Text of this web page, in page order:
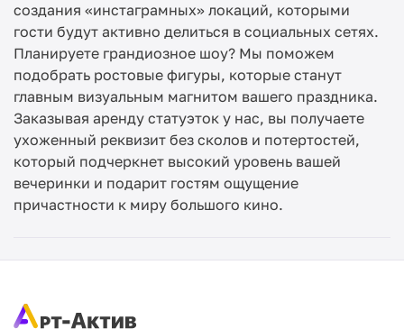
создания «инстаграмных» локаций, которыми
гости будут активно делиться в социальных сетях.
Планируете грандиозное шоу? Мы поможем
подобрать ростовые фигуры, которые станут
главным визуальным магнитом вашего праздника.
Заказывая аренду статуэток у нас, вы получаете
ухоженный реквизит без сколов и потертостей,
который подчеркнет высокий уровень вашей
вечеринки и подарит гостям ощущение
причастности к миру большого кино.